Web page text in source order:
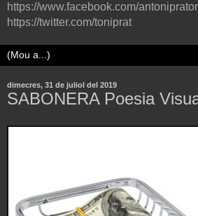
https://www.facebook.com/
https://twitter.com/toniprat
dimecres, 31 de juliol del 2019
SABONERA Poesia